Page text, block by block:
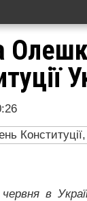
червня в